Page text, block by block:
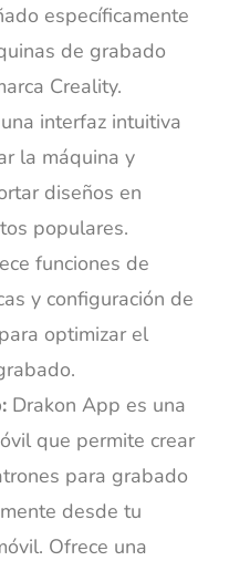
específicamente
de grabado
Creality.
interfaz intuitiva
la máquina y
diseños en
populares.
funciones de
y configuración de
optimizar el
Drakon App es una
que permite crear
para grabado
desde tu
Ofrece una